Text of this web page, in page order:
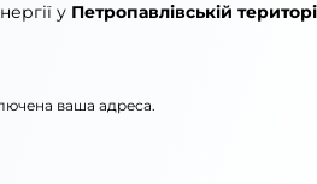
у Петропавлівській
ваша адреса.